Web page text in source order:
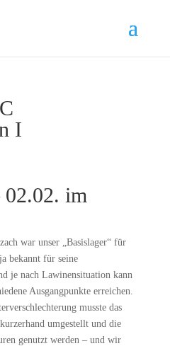
I
im
war unser „Basislager“ für
bekannt für seine
je nach Lawinensituation kann
Ausgangpunkte erreichen.
musste das
umgestellt und die
genutzt werden – und wir